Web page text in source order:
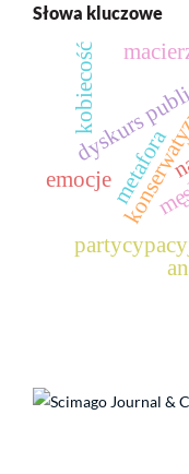
Słowa kluczowe
dyskurs
kobiecość
metafora
emocje